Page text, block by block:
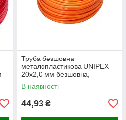
Труба безшовна
металопластикова UNIPEX
20х2,0 мм безшовна,
червона
В наявності
44,93 ₴